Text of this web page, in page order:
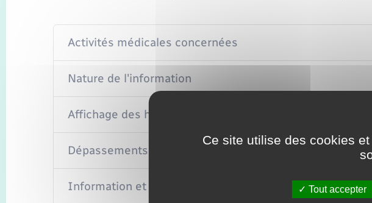
Activités médicales concernées
Nature de l'information
Affichage des honoraires
Dépassements d'honoraires
Information et mode de règlement
Ce site utilise des cookies
Tout accepter